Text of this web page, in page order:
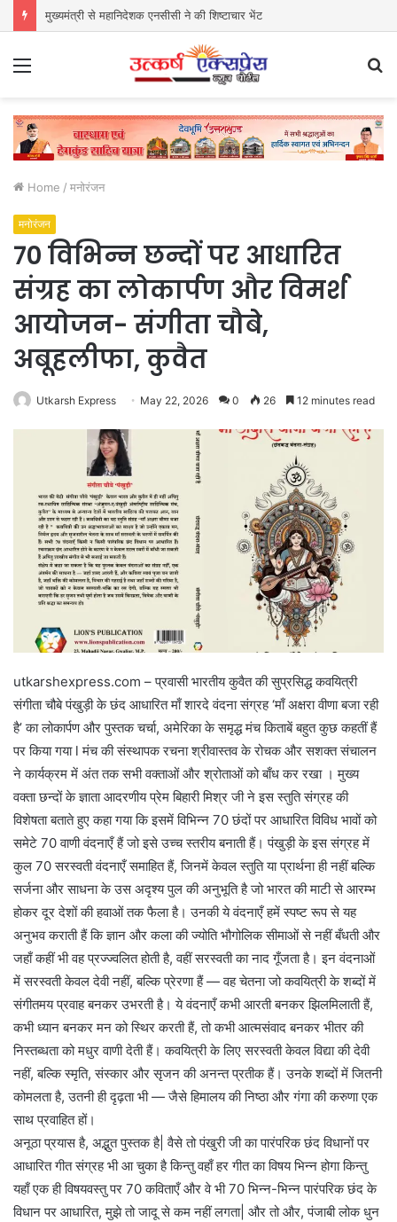
ग़ज़ल – रीता गुलाटी
Home / मनोरंजन
मनोरंजन
70 विभिन्न छन्दों पर आधारित
संग्रह का लोकार्पण और विमर्श
आयोजन- संगीता चौबे,
अबूहलीफा, कुवैत
Utkarsh Express May 22, 2026 0 26 12 minutes read
utkarshexpress.com – प्रवासी भारतीय कुवैत की सुप्रसिद्ध कवयित्री
संगीता चौबे पंखुड़ी के छंद आधारित माँ शारदे वंदना संग्रह ‘माँ अक्षरा वीणा बजा रही
है’ का लोकार्पण और पुस्तक चर्चा, अमेरिका के समृद्ध मंच किताबें बहुत कुछ कहतीं हैं
पर किया गया l मंच की संस्थापक रचना श्रीवास्तव के रोचक और सशक्त संचालन
ने कार्यक्रम में अंत तक सभी वक्ताओं और श्रोताओं को बाँध कर रखा । मुख्य
वक्ता छन्दों के ज्ञाता आदरणीय प्रेम बिहारी मिश्र जी ने इस स्तुति संग्रह की
विशेषता बताते हुए कहा गया कि इसमें विभिन्न 70 छंदों पर आधारित विविध भावों को
समेटे 70 वाणी वंदनाएँ हैं जो इसे उच्च स्तरीय बनाती हैं। पंखुड़ी के इस संग्रह में
कुल 70 सरस्वती वंदनाएँ समाहित हैं, जिनमें केवल स्तुति या प्रार्थना ही नहीं बल्कि
सर्जना और साधना के उस अदृश्य पुल की अनुभूति है जो भारत की माटी से आरम्भ
होकर दूर देशों की हवाओं तक फैला है। उनकी ये वंदनाएँ हमें स्पष्ट रूप से यह
अनुभव कराती हैं कि ज्ञान और कला की ज्योति भौगोलिक सीमाओं से नहीं बँधती और
जहाँ कहीं भी वह प्रज्ज्वलित होती है, वहीं सरस्वती का नाद गूँजता है। इन वंदनाओं
में सरस्वती केवल देवी नहीं, बल्कि प्रेरणा हैं — वह चेतना जो कवयित्री के शब्दों में
संगीतमय प्रवाह बनकर उभरती है। ये वंदनाएँ कभी आरती बनकर झिलमिलाती हैं,
कभी ध्यान बनकर मन को स्थिर करती हैं, तो कभी आत्मसंवाद बनकर भीतर की
निस्तब्धता को मधुर वाणी देती हैं। कवयित्री के लिए सरस्वती केवल विद्या की देवी
नहीं, बल्कि स्मृति, संस्कार और सृजन की अनन्त प्रतीक हैं। उनके शब्दों में जितनी
कोमलता है, उतनी ही दृढ़ता भी — जैसे हिमालय की निष्ठा और गंगा की करुणा एक
साथ प्रवाहित हों।
अनूठा प्रयास है, अद्भुत पुस्तक है| वैसे तो पंखुरी जी का पारंपरिक छंद विधानों पर
आधारित गीत संग्रह भी आ चुका है किन्तु वहाँ हर गीत का विषय भिन्न होगा किन्तु
यहाँ एक ही विषयवस्तु पर 70 कविताएँ और वे भी 70 भिन्न-भिन्न पारंपरिक छंद के
विधान पर आधारित, मुझे तो जादू से कम नहीं लगता| और तो और, पंजाबी लोक धुन